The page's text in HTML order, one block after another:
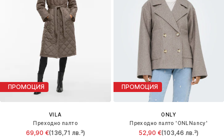
ПРОМОЦИЯ
VILA
Преходно палто
69,90 €(136,71 лв.³)
ПРОМОЦИЯ
ONLY
Преходно палто 'ONLNancy'
52,90 €(103,46 лв.³)